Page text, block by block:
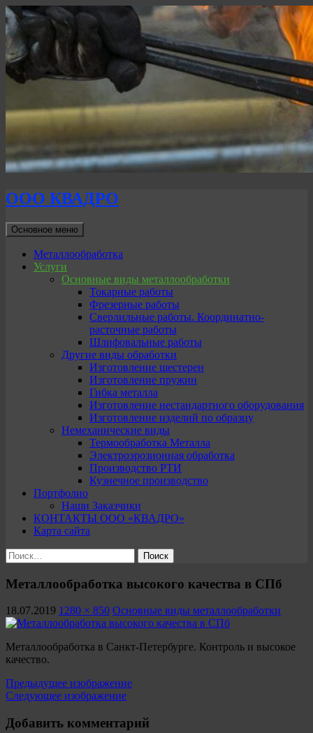
ООО КВАДРО
Поиск
Основное меню
к
содержимому
Металлообработка
Услуги
Основные виды металлообработки
Токарные работы
Фрезерные работы
Сверлильные работы. Координатно-
расточные работы
Шлифовальные работы
Другие виды обработки
Изготовление шестерен
Изготовление пружин
Гибка металла
Изготовление нестандартного оборудования
Изготовление изделий по образцу
Немеханические виды
Термообработка Металла
Электроэрозионная обработка
Производство РТИ
Кузнечное производство
Портфолио
Наши Заказчики
КОНТАКТЫ ООО «КВАДРО»
Карта сайта
Найти:
Металлообработка высокого качества в СПб
18.07.2019 1280 × 850 Основные виды металлообработки
Металлообработка в Санкт-Петербурге. Контроль и высокое
качество.
Предыдущее изображение
Следующее изображение
Добавить комментарий